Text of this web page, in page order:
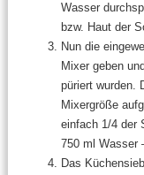
Wasser
bzw. Haut der
Nun die
Mixer geben
püriert wurden.
Mixergröße
einfach 1/4 der
750 ml Wasser
Das